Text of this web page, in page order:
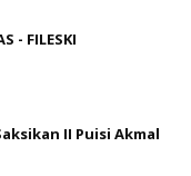
- FILESKI
II Puisi Akmal